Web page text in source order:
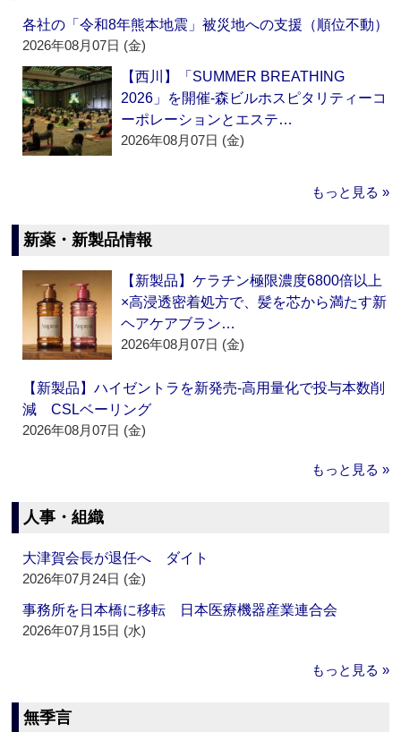
各社の「令和8年熊本地震」被災地への支援（順位不動）
2026年08月07日 (金)
【西川】「SUMMER BREATHING
2026」を開催‐森ビルホスピタリティーコ
ーポレーションとエステ…
2026年08月07日 (金)
もっと見る »
新薬・新製品情報
【新製品】ケラチン極限濃度6800倍以上
×高浸透密着処方で、髪を芯から満たす新
ヘアケアブラン…
2026年08月07日 (金)
【新製品】ハイゼントラを新発売‐高用量化で投与本数削
減 CSLベーリング
2026年08月07日 (金)
もっと見る »
人事・組織
大津賀会長が退任へ ダイト
2026年07月24日 (金)
事務所を日本橋に移転 日本医療機器産業連合会
2026年07月15日 (水)
もっと見る »
無季言